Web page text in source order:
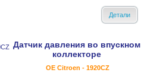
Детали
Датчик давления во впускном
коллекторе
OE Citroen - 1920CZ